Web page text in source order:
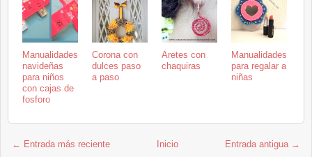
Manualidades
navideñas
para niños
con cajas de
fosforo
Corona con
dulces paso
a paso
Aretes con
chaquiras
Manualidades
para regalar a
niñas
← Entrada más reciente Entrada antigua →
Inicio